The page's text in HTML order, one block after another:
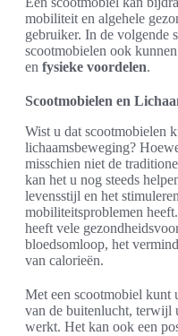
mobiliteit en algehele
gebruiker. In de volgende
scootmobielen ook
en fysieke voordelen.
Scootmobielen en
Wist u dat scootmobielen
lichaamsbeweging?
misschien niet de
kan het u nog steeds
levensstijl en het
mobiliteitsproblemen
heeft vele
bloedsomloop, het
van calorieën.
Met een scootmobiel kunt
van de buitenlucht, terwijl
werkt. Het kan ook een